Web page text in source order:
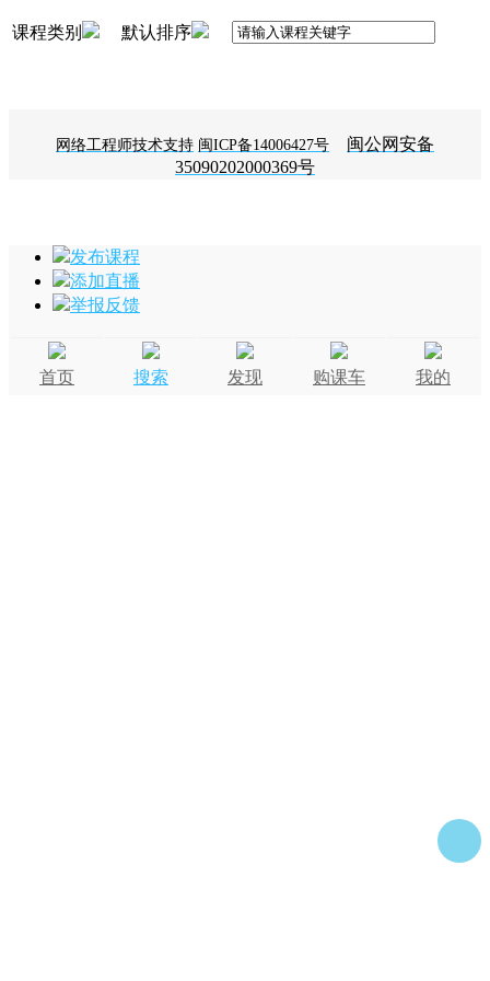
课程类别 默认排序
网络工程师技术支持 闽ICP备14006427号
闽公网安备
35090202000369号
发布课程
添加直播
举报反馈
首页 搜索 发现 购课车 我的